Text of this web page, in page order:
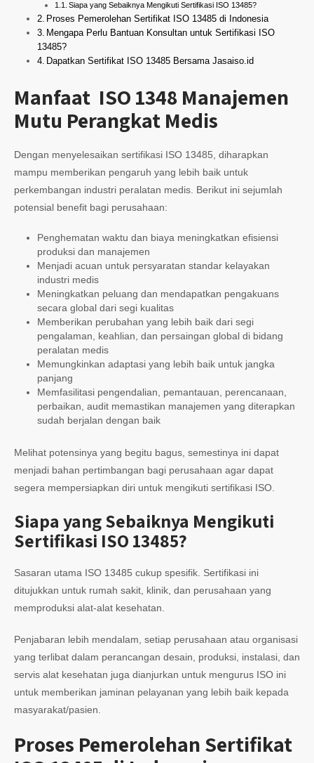
Siapa yang Sebaiknya Mengikuti Sertifikasi ISO 13485?
Proses Pemerolehan Sertifikat ISO 13485 di Indonesia
Mengapa Perlu Bantuan Konsultan untuk Sertifikasi ISO
13485?
Dapatkan Sertifikat ISO 13485 Bersama Jasaiso.id
Manfaat ISO 1348 Manajemen
Mutu Perangkat Medis
Dengan menyelesaikan sertifikasi ISO 13485, diharapkan
mampu memberikan pengaruh yang lebih baik untuk
perkembangan industri peralatan medis. Berikut ini sejumlah
potensial benefit bagi perusahaan:
Penghematan waktu dan biaya meningkatkan efisiensi
produksi dan manajemen
Menjadi acuan untuk persyaratan standar kelayakan
industri medis
Meningkatkan peluang dan mendapatkan pengakuans
secara global dari segi kualitas
Memberikan perubahan yang lebih baik dari segi
pengalaman, keahlian, dan persaingan global di bidang
peralatan medis
Memungkinkan adaptasi yang lebih baik untuk jangka
panjang
Memfasilitasi pengendalian, pemantauan, perencanaan,
perbaikan, audit memastikan manajemen yang diterapkan
sudah berjalan dengan baik
Melihat potensinya yang begitu bagus, semestinya ini dapat
menjadi bahan pertimbangan bagi perusahaan agar dapat
segera mempersiapkan diri untuk mengikuti sertifikasi ISO.
Siapa yang Sebaiknya Mengikuti
Sertifikasi ISO 13485?
Sasaran utama ISO 13485 cukup spesifik. Sertifikasi ini
ditujukkan untuk rumah sakit, klinik, dan perusahaan yang
memproduksi alat-alat kesehatan.
Penjabaran lebih mendalam, setiap perusahaan atau organisasi
yang terlibat dalam perancangan desain, produksi, instalasi, dan
servis alat kesehatan juga dianjurkan untuk mengurus ISO ini
untuk memberikan jaminan pelayanan yang lebih baik kepada
masyarakat/pasien.
Proses Pemerolehan Sertifikat